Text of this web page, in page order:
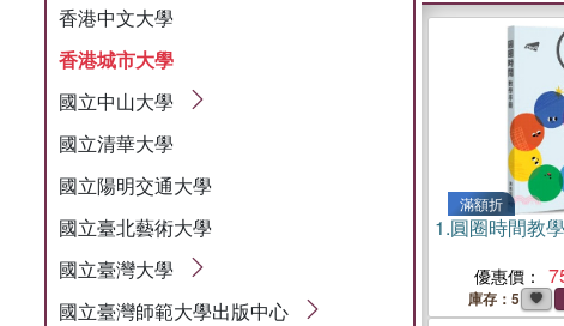
香港中文大學
香港城市大學
國立中山大學
國立清華大學
國立陽明交通大學
國立臺北藝術大學
國立臺灣大學
國立臺灣師範大學出版中心
滿額折
1.圓圈時間教
優惠價：
庫存：5